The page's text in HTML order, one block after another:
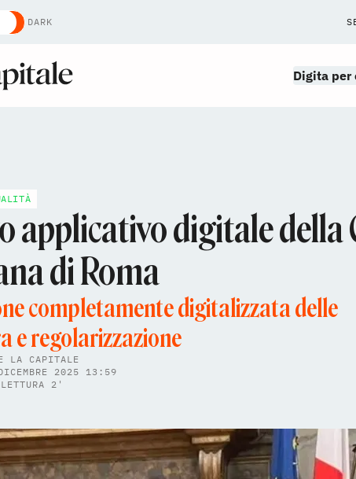
DARK
applicativo digitale della
di Roma
completamente digitalizzata delle
e regolarizzazione
LA CAPITALE
2025 13:59
2'